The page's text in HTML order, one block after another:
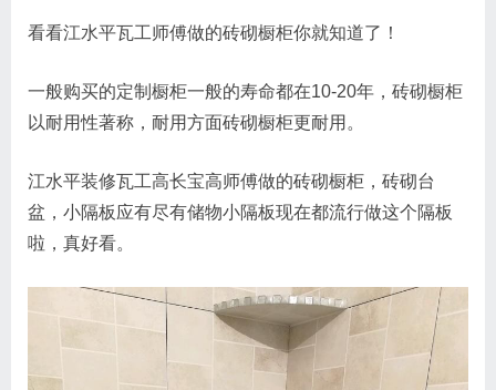
看看江水平瓦工师傅做的砖砌橱柜你就知道了！
一般购买的定制橱柜一般的寿命都在10-20年，砖砌橱柜
以耐用性著称，耐用方面砖砌橱柜更耐用。
江水平装修瓦工高长宝高师傅做的砖砌橱柜，砖砌台
盆，小隔板应有尽有储物小隔板现在都流行做这个隔板
啦，真好看。